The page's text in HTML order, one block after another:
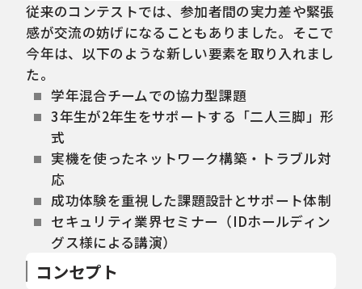
従来のコンテストでは、参加者間の実力差や緊張
感が交流の妨げになることもありました。そこで
今年は、以下のような新しい要素を取り入れまし
た。
学年混合チームでの協力型課題
3年生が2年生をサポートする「二人三脚」形
式
実機を使ったネットワーク構築・トラブル対
応
成功体験を重視した課題設計とサポート体制
セキュリティ業界セミナー（IDホールディン
グス様による講演）
コンセプト